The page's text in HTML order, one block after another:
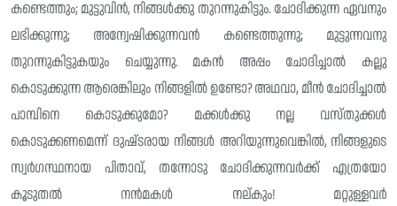
കണ്ടെത്തും; മുട്ടുവിൻ, നിങ്ങൾക്കു തുറന്നുകിട്ടും. ചോദിക്കുന്ന ഏവനും
ലഭിക്കുന്നു; അന്വേഷിക്കുന്നവൻ കണ്ടെത്തുന്നു; മുട്ടുന്നവനു
തുറന്നുകിട്ടുകയും ചെയ്യുന്നു. മകൻ അപ്പം ചോദിച്ചാൽ കല്ലു
കൊടുക്കുന്ന ആരെങ്കിലും നിങ്ങളിൽ ഉണ്ടോ? അഥവാ, മീൻ ചോദിച്ചാൽ
പാമ്പിനെ കൊടുക്കുമോ? മക്കൾക്കു നല്ല വസ്‌തുക്കൾ
കൊടുക്കണമെന്ന് ദുഷ്‌ടരായ നിങ്ങൾ അറിയുന്നുവെങ്കിൽ, നിങ്ങളുടെ
സ്വർഗസ്ഥ‌നായ പിതാവ്, തന്നോടു ചോദിക്കുന്നവർക്ക് എത്രയോ
കൂടുതൽ നൻമകൾ നല്‌കും! മറ്റുള്ളവർ